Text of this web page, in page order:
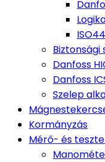
Biztonsági
Danfoss
Danfoss
Szelep
Kormányzás
Mérő- és